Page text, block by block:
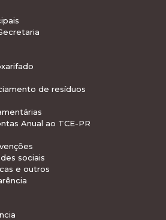
de resíduos
Anual ao TCE-PR
sociais
e outros